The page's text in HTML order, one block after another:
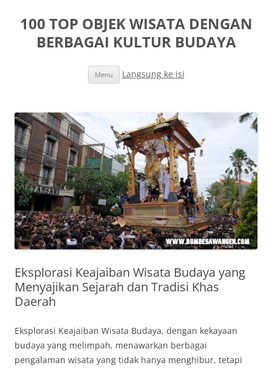
100 TOP OBJEK WISATA DENGAN
BERBAGAI KULTUR BUDAYA
Menu Langsung ke isi
Eksplorasi Keajaiban Wisata Budaya yang
Menyajikan Sejarah dan Tradisi Khas
Daerah
Eksplorasi Keajaiban Wisata Budaya, dengan kekayaan
budaya yang melimpah, menawarkan berbagai
pengalaman wisata yang tidak hanya menghibur, tetapi